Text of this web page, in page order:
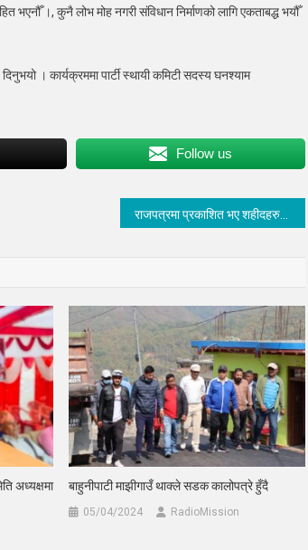
भएनौँ ।, कुनै लोभ मोह नगरी संविधान निर्माणको लागि एकताबद्ध भयौँ
। कार्यक्रममा पार्टी स्थायी कमिटी सदस्य घनश्याम
Follow us
राजपत्रमा प्रकाशित भए शहीदहरुको नाम, को को छन् ?सिन्धुपाल्चोकका (नामावलीसहित)
अध्यक्षमा
बाहुनीपाटी माझीगाउँ थाक्ले सडक कालोपत्रे हुँदै
05/04/2024 RadioMission